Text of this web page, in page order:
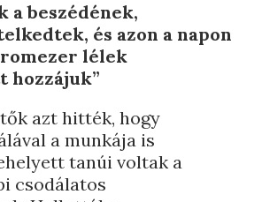
a beszédének,
és azon a napon
lélek
hozzájuk”
azt hitték, hogy
a munkája is
tanúi voltak a
csodálatos